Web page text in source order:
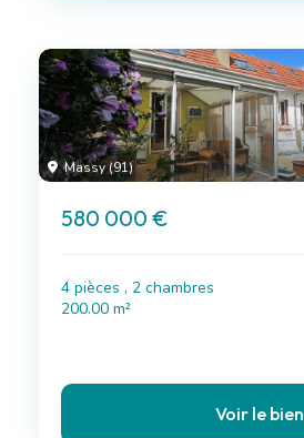
Massy (91)
580 000 €
4 pièces , 2 chambres
200.00 m²
Voir le bien